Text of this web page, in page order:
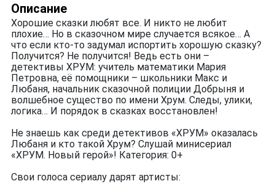
Описание
Хорошие сказки любят все. И никто не любит
плохие… Но в сказочном мире случается всякое… А
что если кто-то задумал испортить хорошую сказку?
Получится? Не получится! Ведь есть они –
детективы ХРУМ: учитель математики Мария
Петровна, её помощники – школьники Макс и
Любаня, начальник сказочной полиции Добрыня и
волшебное существо по имени Хрум. Следы, улики,
логика… И порядок в сказках восстановлен!
Не знаешь как среди детективов «ХРУМ» оказалась
Любаня и кто такой Хрум? Слушай минисериал
«ХРУМ. Новый герой»! Категория: 0+
Свои голоса сериалу дарят артисты: